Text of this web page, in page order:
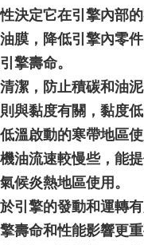
決定它在引擎內部
膜，降低引擎內零
擎壽命。
潔，防止積碳和油泥
與黏度有關，黏度
溫啟動的寒帶地區使
油流速較慢些，能
候炎熱地區使用。
引擎的發動和運轉
壽命和性能影響更重